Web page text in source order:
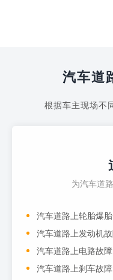
汽车道
根据车主现场不
为汽车道
汽车道路上轮胎爆胎
汽车道路上发动机
汽车道路上电路故障
汽车道路上刹车故障